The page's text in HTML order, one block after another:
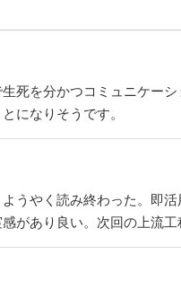
死を分かつコミュニケー
になりそうです。
やく読み終わった。即活
があり良い。次回の上流